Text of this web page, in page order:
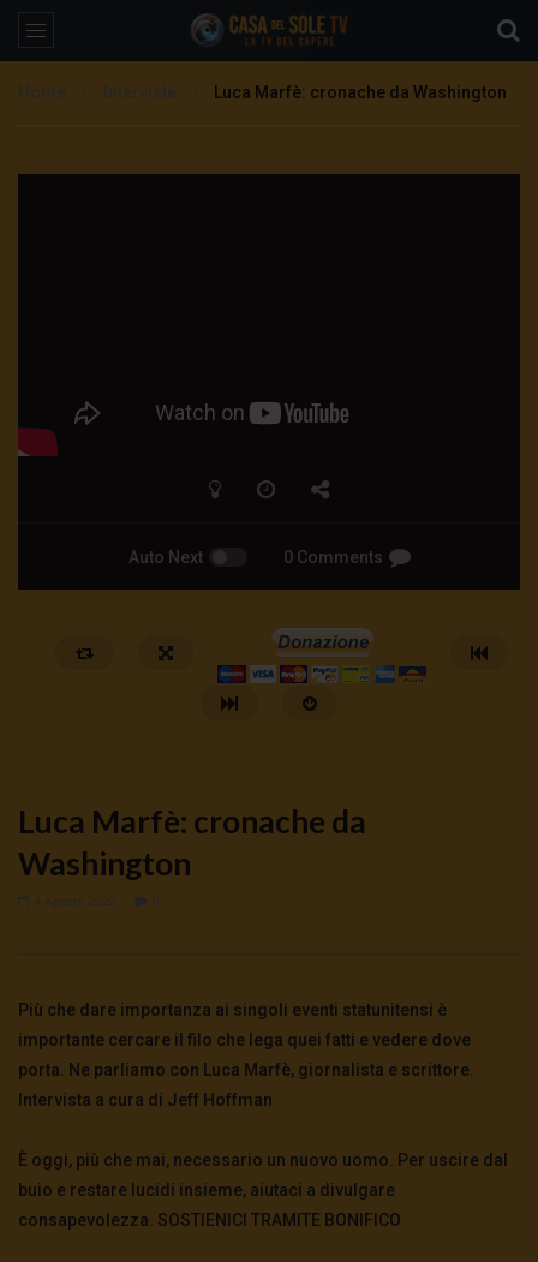
Luca Marfè: cronache da Washington
Auto Next 0 Comments
5 Agosto 2026 - LUD:4 Agosto 2026
0
152 0 0
0
146
Luca Marfè: cronache da
Washington
Più che dare importanza ai singoli eventi statunitensi è
importante cercare il filo che lega quei fatti e vedere dove
porta. Ne parliamo con Luca Marfè, giornalista e scrittore.
Intervista a cura di Jeff Hoffman
È oggi, più che mai, necessario un nuovo uomo. Per uscire dal
buio e restare lucidi insieme, aiutaci a divulgare
consapevolezza. SOSTIENICI TRAMITE BONIFICO